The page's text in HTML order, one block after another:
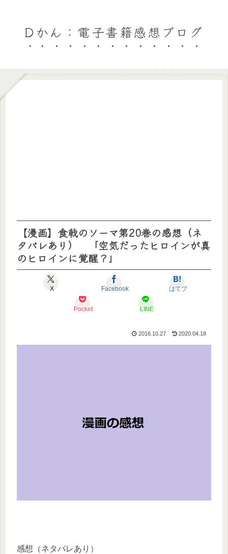
Dかん：電子書籍感想ブログ
【漫画】食戟のソーマ第20巻の感想（ネ
タバレあり） 「空気だったヒロインが真
のヒロインに覚醒？」
X Facebook はてブ
Pocket LINE
2016.10.27 2020.04.18
感想（ネタバレあり）